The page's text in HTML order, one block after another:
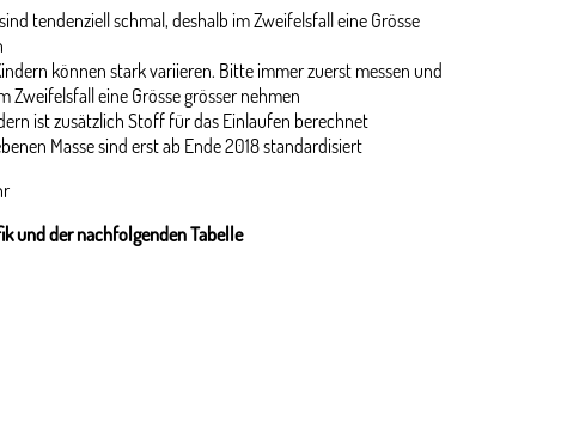
tendenziell schmal, deshalb im Zweifelsfall eine Grösse
können stark variieren. Bitte immer zuerst messen und
Zweifelsfall eine Grösse grösser nehmen
ist zusätzlich Stoff für das Einlaufen berechnet
Masse sind erst ab Ende 2018 standardisiert
und der nachfolgenden Tabelle